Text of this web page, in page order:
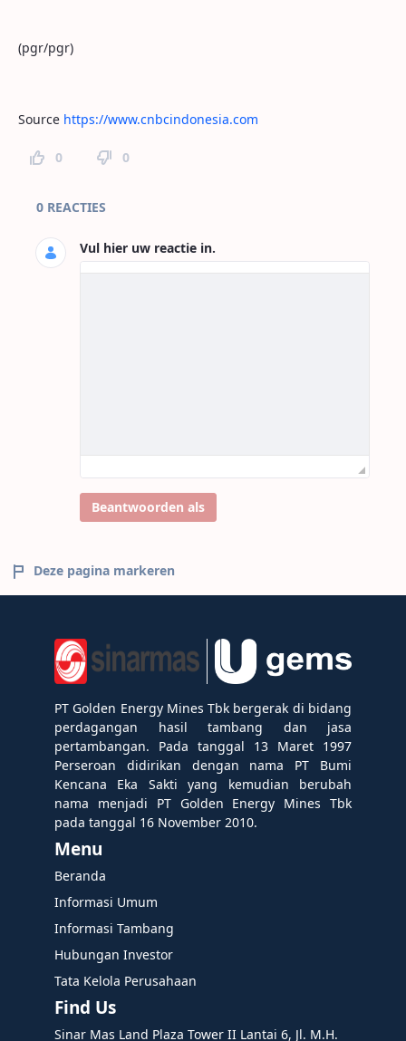
(pgr/pgr)
Source https://www.cnbcindonesia.com
0 0
Paginareacties
0 REACTIES
Vul hier uw reactie in.
Beantwoorden als
Deze pagina markeren
PT Golden Energy Mines Tbk bergerak di bidang
perdagangan hasil tambang dan jasa
pertambangan. Pada tanggal 13 Maret 1997
Perseroan didirikan dengan nama PT Bumi
Kencana Eka Sakti yang kemudian berubah
nama menjadi PT Golden Energy Mines Tbk
pada tanggal 16 November 2010.
Menu
Beranda
Informasi Umum
Informasi Tambang
Hubungan Investor
Tata Kelola Perusahaan
Find Us
Sinar Mas Land Plaza Tower II Lantai 6, Jl. M.H.